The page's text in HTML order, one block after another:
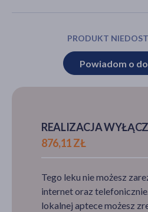
PRODUKT
Powiadom o
REALIZACJA
876,11 ZŁ
Tego leku nie możesz
internet oraz
lokalnej aptece możesz